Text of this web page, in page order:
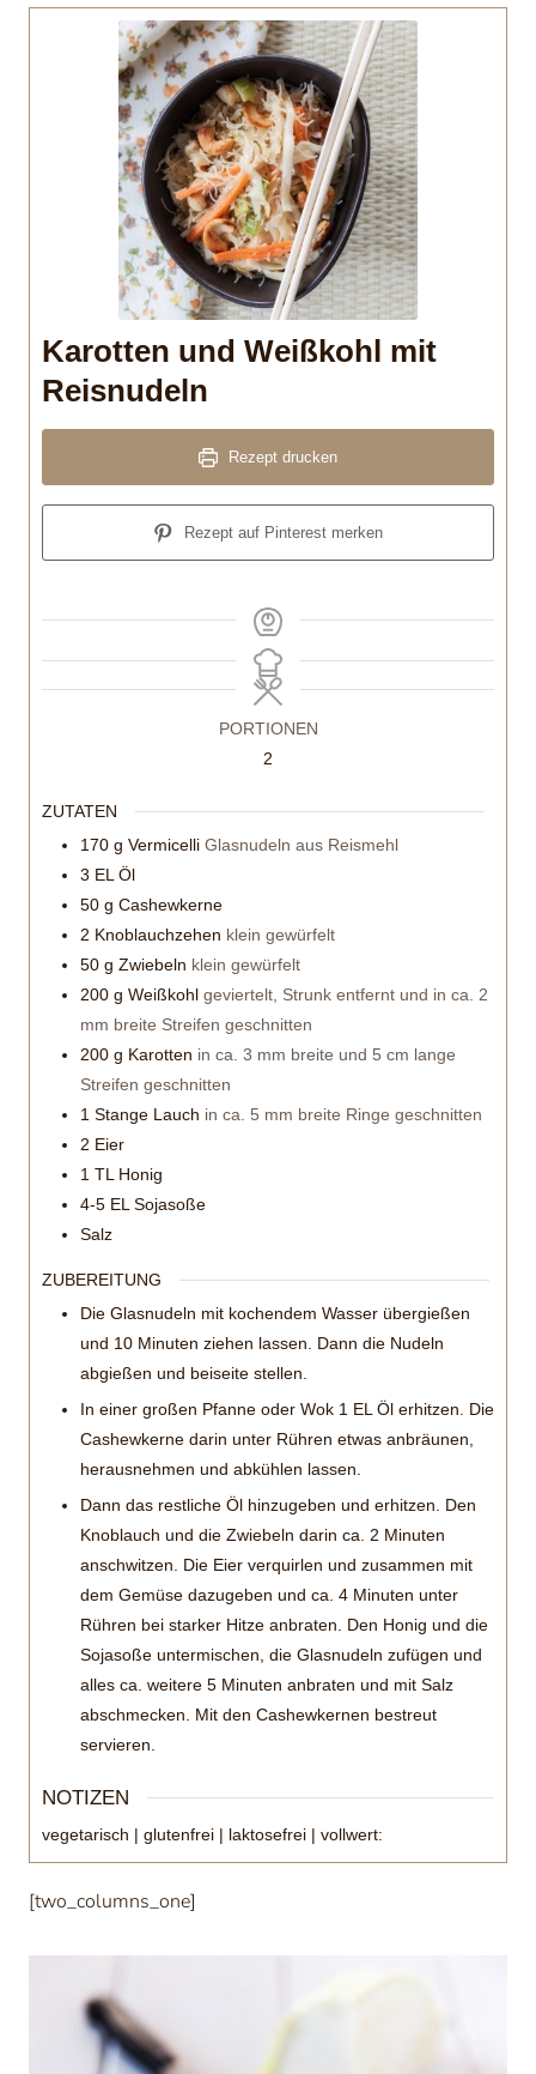
Karotten und Weißkohl mit
Reisnudeln
Rezept drucken
Rezept auf Pinterest merken
PORTIONEN
2
ZUTATEN
170 g Vermicelli Glasnudeln aus Reismehl
3 EL Öl
50 g Cashewkerne
2 Knoblauchzehen klein gewürfelt
50 g Zwiebeln klein gewürfelt
200 g Weißkohl geviertelt, Strunk entfernt und in ca. 2
mm breite Streifen geschnitten
200 g Karotten in ca. 3 mm breite und 5 cm lange
Streifen geschnitten
1 Stange Lauch in ca. 5 mm breite Ringe geschnitten
2 Eier
1 TL Honig
4-5 EL Sojasoße
Salz
ZUBEREITUNG
Die Glasnudeln mit kochendem Wasser übergießen
und 10 Minuten ziehen lassen. Dann die Nudeln
abgießen und beiseite stellen.
In einer großen Pfanne oder Wok 1 EL Öl erhitzen. Die
Cashewkerne darin unter Rühren etwas anbräunen,
herausnehmen und abkühlen lassen.
Dann das restliche Öl hinzugeben und erhitzen. Den
Knoblauch und die Zwiebeln darin ca. 2 Minuten
anschwitzen. Die Eier verquirlen und zusammen mit
dem Gemüse dazugeben und ca. 4 Minuten unter
Rühren bei starker Hitze anbraten. Den Honig und die
Sojasoße untermischen, die Glasnudeln zufügen und
alles ca. weitere 5 Minuten anbraten und mit Salz
abschmecken. Mit den Cashewkernen bestreut
servieren.
NOTIZEN
vegetarisch | glutenfrei | laktosefrei | vollwert:
[two_columns_one]